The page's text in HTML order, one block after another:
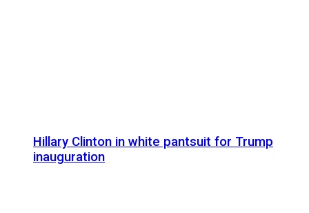
Hillary Clinton in white pantsuit for Trump
inauguration